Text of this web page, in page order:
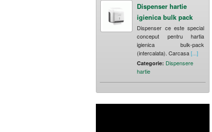
Dispenser hartie
igienica bulk pack
Dispenser ce este special
conceput pentru hartia
igienica bulk-pack
(intercalata). Carcasa[...]
Categorie: Dispensere
hartie